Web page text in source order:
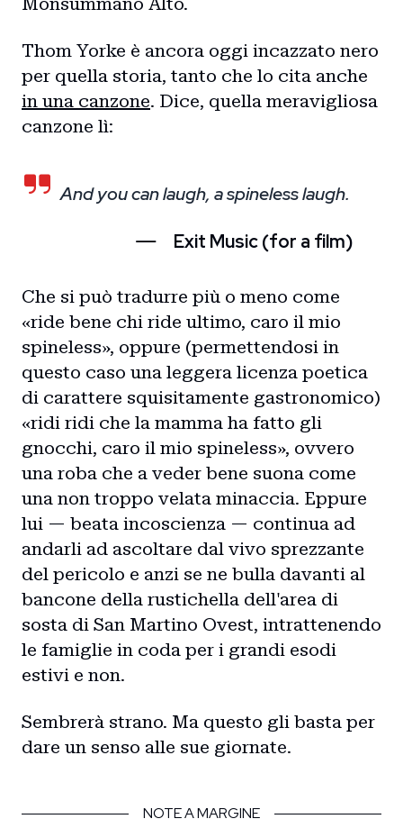
Thom Yorke è ancora oggi incazzato nero
per quella storia, tanto che lo cita anche
in una canzone. Dice, quella meravigliosa
canzone lì:
And you can laugh, a spineless laugh.
Exit Music (for a film)
Che si può tradurre più o meno come
«ride bene chi ride ultimo, caro il mio
spineless», oppure (permettendosi in
questo caso una leggera licenza poetica
di carattere squisitamente gastronomico)
«ridi ridi che la mamma ha fatto gli
gnocchi, caro il mio spineless», ovvero
una roba che a veder bene suona come
una non troppo velata minaccia. Eppure
lui — beata incoscienza — continua ad
andarli ad ascoltare dal vivo sprezzante
del pericolo e anzi se ne bulla davanti al
bancone della rustichella dell'area di
sosta di San Martino Ovest, intrattenendo
le famiglie in coda per i grandi esodi
estivi e non.
Sembrerà strano. Ma questo gli basta per
dare un senso alle sue giornate.
NOTE A MARGINE